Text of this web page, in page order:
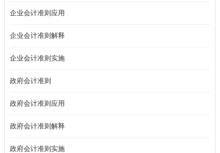
企业会计准则应用
企业会计准则解释
企业会计准则实施
政府会计准则
政府会计准则应用
政府会计准则解释
政府会计准则实施